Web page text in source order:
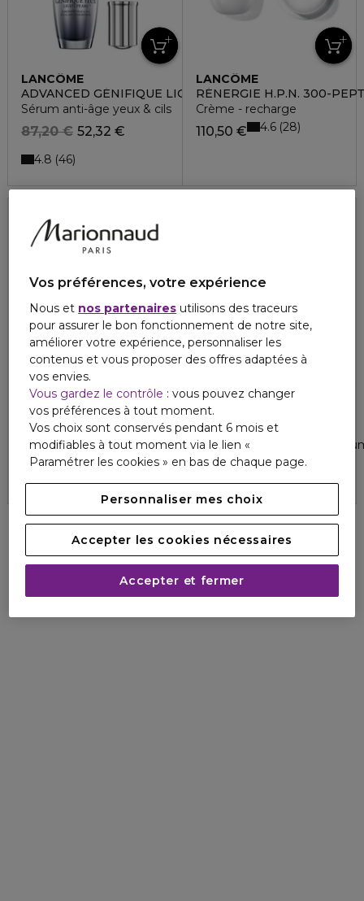
LANCÔME
ADVANCED GÉNIFIQUE LIGHT PEARL
Sérum anti-âge yeux & cils
52,32 €
87,20 €
4.8 46
LANCÔME
RÉNERGIE H.P.N. 300-
Crème - recharge
110,50 € 4.6 28
LANCÔME
RÉNERGIE
Sérum yeux anti-âge
103,50 € 3.8 6
LANCÔME
ABSOLUE
Crème riche régénérante
274,00 € 4.6 85
Vos préférences, votre expérience
Nous et nos partenaires utilisons des traceurs
pour assurer le bon fonctionnement de notre site,
améliorer votre expérience, personnaliser les
contenus et vous proposer des offres adaptées à
vos envies.
Vous gardez le contrôle : vous pouvez changer
vos préférences à tout moment.
Vos choix sont conservés pendant 6 mois et
modifiables à tout moment via le lien «
Paramétrer les cookies » en bas de chaque page.
Personnaliser mes choix
Accepter les cookies nécessaires
Accepter et fermer